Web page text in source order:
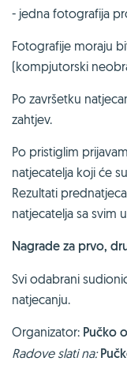
- jedna fotografija
Fotografije moraju
(kompjutorski
Po završetku
zahtjev.
Po pristiglim
natjecatelja koji će
Rezultati
natjecatelja sa svim
Nagrade za prvo,
Svi odabrani
natjecanju.
Organizator: Pučko
Radove slati na: